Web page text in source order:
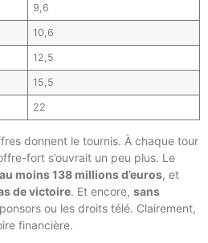
9,6
10,6
12,5
15,5
22
donnent le tournis. À chaque tour
fort s’ouvrait un peu plus. Le
au moins 138 millions d’euros, et
de victoire. Et encore, sans
ou les droits télé. Clairement,
financière.